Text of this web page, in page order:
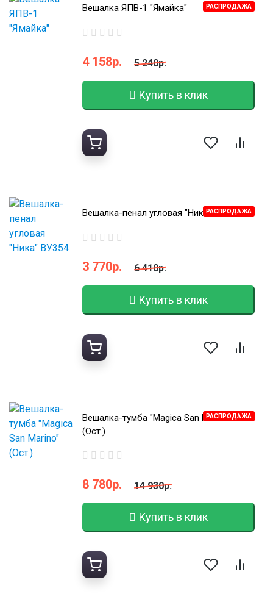
РАСПРОДАЖА
Вешалка ЯПВ-1 "Ямайка"
4 158р. 5 240р.
Купить в клик
РАСПРОДАЖА
Вешалка-пенал угловая "Ника" ВУ354
3 770р. 6 410р.
Купить в клик
РАСПРОДАЖА
Вешалка-тумба "Magica San Marino"
(Ост.)
8 780р. 14 930р.
Купить в клик